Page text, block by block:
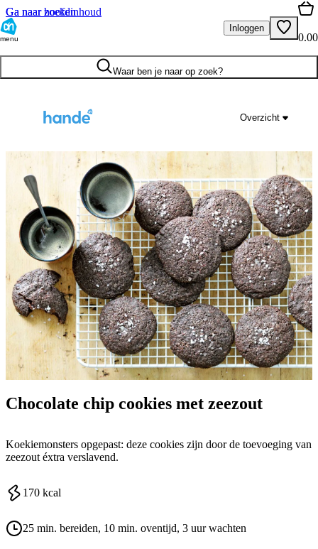
Ga naar hoofdinhoud
Ga naar zoeken
menu
Inloggen
0.00
Waar ben je naar op zoek?
Overzicht
Chocolate chip cookies met zeezout
Koekiemonsters opgepast: deze cookies zijn door de toevoeging van
zeezout éxtra verslavend.
170 kcal
25 min. bereiden, 10 min. oventijd, 3 uur wachten